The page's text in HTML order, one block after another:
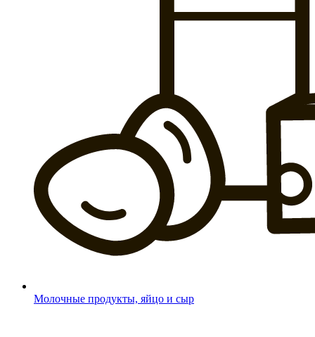
Молочные продукты, яйцо и сыр